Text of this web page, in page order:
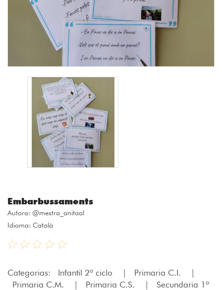
Embarbussaments
Autora: @mestra_anitaal
Idioma: Català
Categorias: Infantil 2º ciclo | Primaria C.I.
|
Primaria C.M.
| Primaria C.S. |
Secundaria 1º